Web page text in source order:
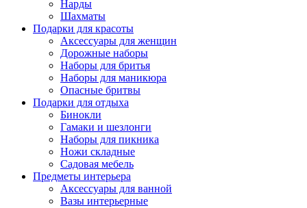
Нарды
Шахматы
Подарки для красоты
Аксессуары для женщин
Дорожные наборы
Наборы для бритья
Наборы для маникюра
Опасные бритвы
Подарки для отдыха
Бинокли
Гамаки и шезлонги
Наборы для пикника
Ножи складные
Садовая мебель
Предметы интерьера
Аксессуары для ванной
Вазы интерьерные